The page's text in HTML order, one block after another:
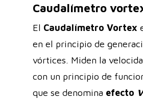
Caudalímetro
El Caudalímetro Vortex
en el principio de
vórtices. Miden la
con un principio de
que se denomina efecto